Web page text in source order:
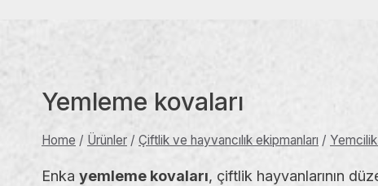
Yemleme kovaları
Home / Ürünler / Çiftlik ve hayvancılık ekipmanları /
Enka yemleme kovaları, çiftlik hayvanlarının